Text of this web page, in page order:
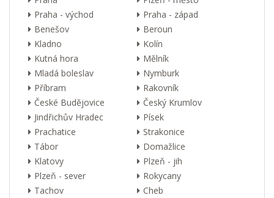
Praha - východ
Praha - západ
Benešov
Beroun
Kladno
Kolín
Kutná hora
Mělník
Mladá boleslav
Nymburk
Příbram
Rakovník
České Budějovice
Český Krumlov
Jindřichův Hradec
Písek
Prachatice
Strakonice
Tábor
Domažlice
Klatovy
Plzeň - jih
Plzeň - sever
Rokycany
Tachov
Cheb